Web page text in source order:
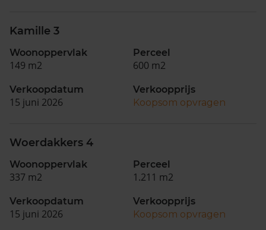
Kamille 3
Woonoppervlak
149 m2
Perceel
600 m2
Verkoopdatum
15 juni 2026
Verkoopprijs
Koopsom opvragen
Woerdakkers 4
Woonoppervlak
337 m2
Perceel
1.211 m2
Verkoopdatum
15 juni 2026
Verkoopprijs
Koopsom opvragen